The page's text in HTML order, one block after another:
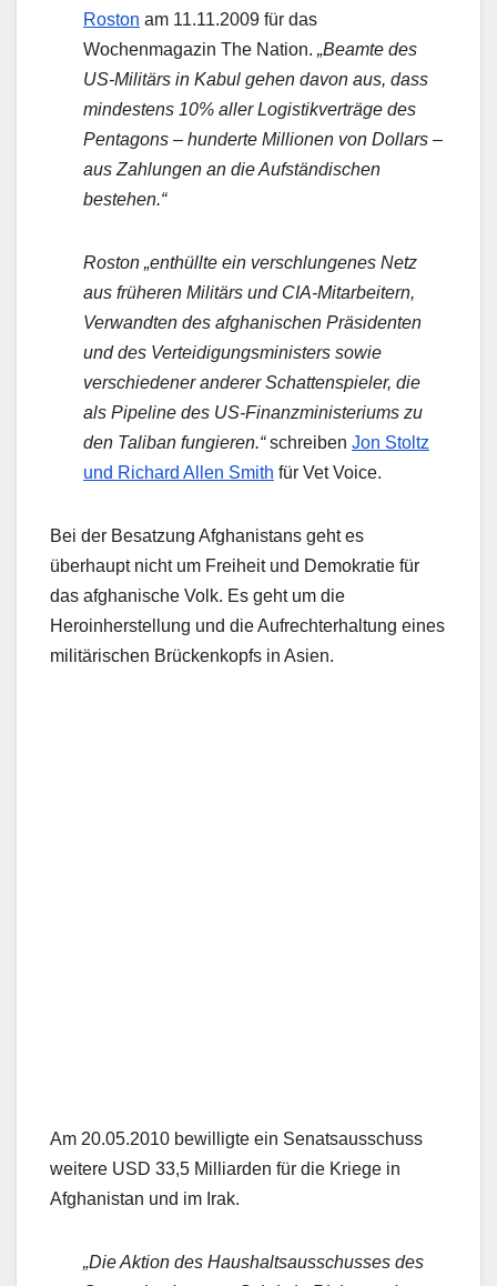
Roston am 11.11.2009 für das
Wochenmagazin The Nation. „Beamte des
US-Militärs in Kabul gehen davon aus, dass
mindestens 10% aller Logistikverträge des
Pentagons – hunderte Millionen von Dollars –
aus Zahlungen an die Aufständischen
bestehen.“
Roston „enthüllte ein verschlungenes Netz
aus früheren Militärs und CIA-Mitarbeitern,
Verwandten des afghanischen Präsidenten
und des Verteidigungsministers sowie
verschiedener anderer Schattenspieler, die
als Pipeline des US-Finanzministeriums zu
den Taliban fungieren.“schreiben Jon Stoltz
und Richard Allen Smith für Vet Voice.
Bei der Besatzung Afghanistans geht es
überhaupt nicht um Freiheit und Demokratie für
das afghanische Volk. Es geht um die
Heroinherstellung und die Aufrechterhaltung eines
militärischen Brückenkopfs in Asien.
Am 20.05.2010 bewilligte ein Senatsausschuss
weitere USD 33,5 Milliarden für die Kriege in
Afghanistan und im Irak.
„Die Aktion des Haushaltsausschusses des